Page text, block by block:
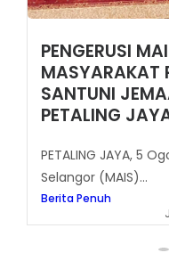
PENGERUSI
MASYARAKAT
SANTUNI
PETALING
PETALING JAYA, 5
Selangor (MAIS)...
Berita Penuh